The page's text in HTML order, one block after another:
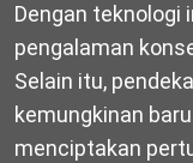
Dengan teknologi
pengalaman
Selain itu,
kemungkinan
menciptakan